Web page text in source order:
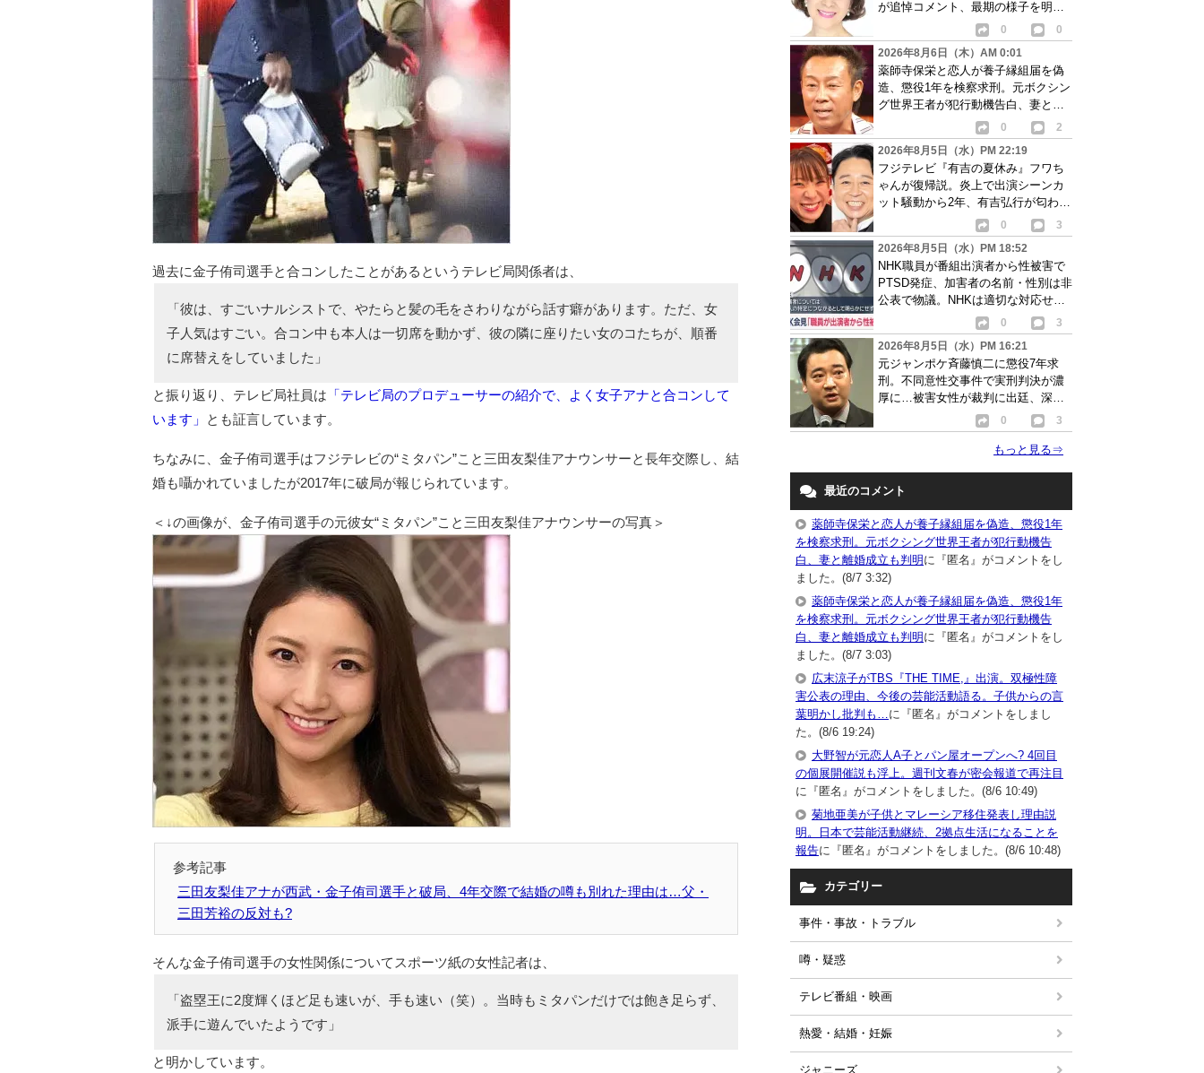
過去に金子侑司選手と合コンしたことがあるというテレビ局関係者は、
「彼は、すごいナルシストで、やたらと髪の毛をさわりながら話す癖があります。ただ、女
子人気はすごい。合コン中も本人は一切席を動かず、彼の隣に座りたい女のコたちが、順番
に席替えをしていました」
と振り返り、テレビ局社員は 「テレビ局のプロデューサーの紹介で、よく女子アナと合コンして
います」
とも証言しています。
ちなみに、金子侑司選手はフジテレビの“ミタパン”こと三田友梨佳アナウンサーと長年交際し、結
婚も囁かれていましたが2017年に破局が報じられています。
＜↓の画像が、金子侑司選手の元彼女“ミタパン”こと三田友梨佳アナウンサーの写真＞
三田友梨佳アナが西武・金子侑司選手と破局、4年交際で結婚の噂も別れた理由は…父・
三田芳裕の反対も?
そんな金子侑司選手の女性関係についてスポーツ紙の女性記者は、
「盗塁王に2度輝くほど足も速いが、手も速い（笑）。当時もミタパンだけでは飽き足らず、
派手に遊んでいたようです」
と明かしています。
が追悼コメント、最期の様子を明か
0
0
2026年8月6日（木）AM 0:01
薬師寺保栄と恋人が養子縁組届を偽
造、懲役1年を検察求刑。元ボクシン
グ世界王者が犯行動機告白、妻と離
0
2
2026年8月5日（水）PM 22:19
フジテレビ『有吉の夏休み』フワち
ゃんが復帰説。炎上で出演シーンカ
ット騒動から2年、有吉弘行が匂わせ
0
3
2026年8月5日（水）PM 18:52
NHK職員が番組出演者から性被害で
PTSD発症、加害者の名前・性別は非
公表で物議。NHKは適切な対応せず
0
3
2026年8月5日（水）PM 16:21
元ジャンポケ斉藤慎二に懲役7年求
刑。不同意性交事件で実刑判決が濃
厚に…被害女性が裁判に出廷、深刻
0 3
もっと見る⇒
最近のコメント
薬師寺保栄と恋人が養子縁組届を偽造、懲役1年
を検察求刑。元ボクシング世界王者が犯行動機告
白、妻と離婚成立も判明に『匿名』がコメントをし
ました。(8/7 3:32)
薬師寺保栄と恋人が養子縁組届を偽造、懲役1年
を検察求刑。元ボクシング世界王者が犯行動機告
白、妻と離婚成立も判明に『匿名』がコメントをし
ました。(8/7 3:03)
広末涼子がTBS『THE TIME,』出演。双極性障
害公表の理由、今後の芸能活動語る。子供からの言
葉明かし批判も… に『匿名』がコメントをしまし
た。(8/6 19:24)
大野智が元恋人A子とパン屋オープンへ? 4回目
の個展開催説も浮上。週刊文春が密会報道で再注目
に『匿名』がコメントをしました。(8/6 10:49)
菊地亜美が子供とマレーシア移住発表し理由説
明。日本で芸能活動継続、2拠点生活になることを
報告に『匿名』がコメントをしました。(8/6 10:48)
カテゴリー
事件・事故・トラブル
噂・疑惑
テレビ番組・映画
熱愛・結婚・妊娠
ジャニーズ